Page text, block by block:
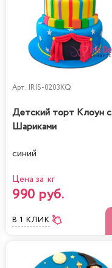
Арт. IRIS-0203KQ
Детский торт Клоун с
Шариками
синий
Цена за кг
990 руб.
В 1 КЛИК